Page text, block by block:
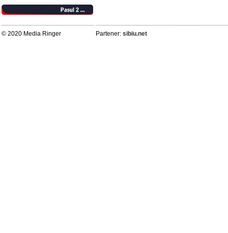
© 2020 Media Ringer Partener: sibiu.net